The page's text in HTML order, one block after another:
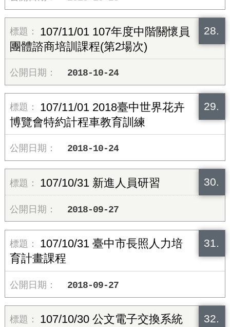
28.
107/11/01 107年度中階關懷員
團體諮商培訓課程(第2場次)
2018-10-24
29.
107/11/01 2018臺中世界花卉
博覽會特約計程車教育訓練
2018-10-24
30.
107/10/31 新進人員研習
2018-09-27
31.
107/10/31 臺中市長照人力培
育計畫課程
2018-09-27
32.
107/10/30 公文電子交換系統